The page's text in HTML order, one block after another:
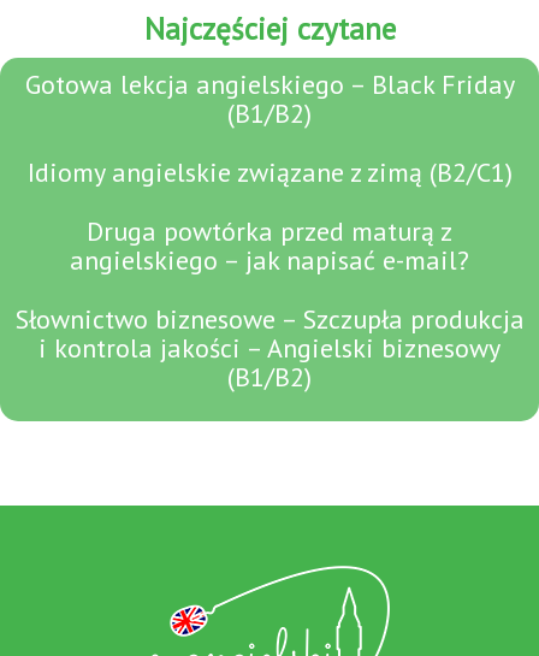
Najczęściej czytane
Gotowa lekcja angielskiego – Black Friday
(B1/B2)
Idiomy angielskie związane z zimą (B2/C1)
Druga powtórka przed maturą z
angielskiego – jak napisać e-mail?
Słownictwo biznesowe – Szczupła produkcja
i kontrola jakości – Angielski biznesowy
(B1/B2)